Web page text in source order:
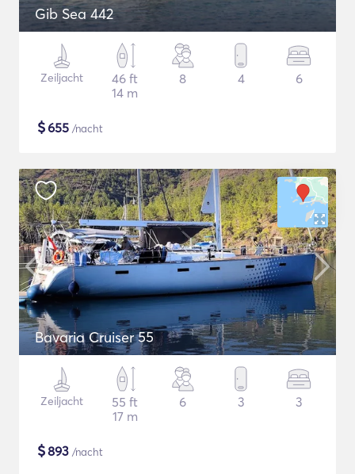
Gib Sea 442
Zeiljacht
46 ft
14 m
8 4 6
$655 /nacht
Bavaria Cruiser 55
Zeiljacht
55 ft
17 m
6 3 3
$893 /nacht